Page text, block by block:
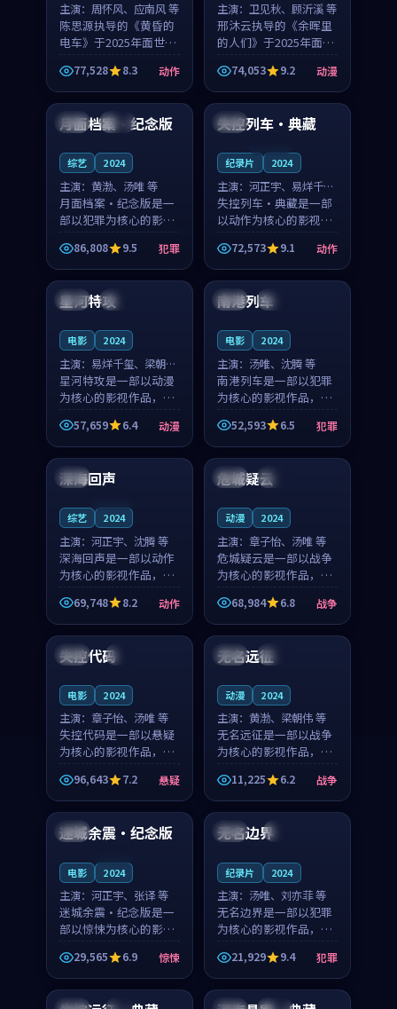
主演： 周怀风、应南风 等
陈思源执导的《黄昏的
电车》于2025年面世，
日本的城市气质与渔村
故事的人物心境共同构
筑了影片基调。周怀
风、应南风用细腻的表
演撑起整部动作电影，
77,528 8.3 动作
主演： 卫见秋、顾沂溪 等
邢沐云执导的《余晖里
的人们》于2025年面
世，泰国的城市气质与
小镇生活的人物心境共
同构筑了影片基调。卫
见秋、顾沂溪用细腻的
表演撑起整部动漫电
74,053 9.2 动漫
美国 高分
月面档案·纪念版
综艺 2024
主演： 黄渤、汤唯 等
月面档案·纪念版是一
部以犯罪为核心的影视
作品，围绕危机、反转
与人物成长展开，整体
节奏紧凑，值得推荐观
看。
86,808 9.5 犯罪
英国
失控列车·典藏
纪录片 2024
主演： 河正宇、易烊千玺
等
失控列车·典藏是一部
以动作为核心的影视作
品，围绕危机、反转与
人物成长展开，整体节
奏紧凑，值得推荐观
看。
72,573 9.1 动作
法国 独播
星河特攻
电影 2024
主演： 易烊千玺、梁朝伟
等
星河特攻是一部以动漫
为核心的影视作品，围
绕危机、反转与人物成
长展开，整体节奏紧
凑，值得推荐观看。
57,659 6.4 动漫
泰国 高分
南港列车
电影 2024
主演： 汤唯、沈腾 等
南港列车是一部以犯罪
为核心的影视作品，围
绕危机、反转与人物成
长展开，整体节奏紧
凑，值得推荐观看。
52,593 6.5 犯罪
日本
深海回声
综艺 2024
主演： 河正宇、沈腾 等
深海回声是一部以动作
为核心的影视作品，围
绕危机、反转与人物成
长展开，整体节奏紧
凑，值得推荐观看。
69,748 8.2 动作
法国 独播
危城疑云
动漫 2024
主演： 章子怡、汤唯 等
危城疑云是一部以战争
为核心的影视作品，围
绕危机、反转与人物成
长展开，整体节奏紧
凑，值得推荐观看。
68,984 6.8 战争
中国 4K
失控代码
电影 2024
主演： 章子怡、汤唯 等
失控代码是一部以悬疑
为核心的影视作品，围
绕危机、反转与人物成
长展开，整体节奏紧
凑，值得推荐观看。
96,643 7.2 悬疑
泰国 杜比
无名远征
动漫 2024
主演： 黄渤、梁朝伟 等
无名远征是一部以战争
为核心的影视作品，围
绕危机、反转与人物成
长展开，整体节奏紧
凑，值得推荐观看。
11,225 6.2 战争
日本
迷城余震·纪念版
电影 2024
主演： 河正宇、张译 等
迷城余震·纪念版是一
部以惊悚为核心的影视
作品，围绕危机、反转
与人物成长展开，整体
节奏紧凑，值得推荐观
看。
29,565 6.9 惊悚
中国 4K
无名边界
纪录片 2024
主演： 汤唯、刘亦菲 等
无名边界是一部以犯罪
为核心的影视作品，围
绕危机、反转与人物成
长展开，整体节奏紧
凑，值得推荐观看。
21,929 9.4 犯罪